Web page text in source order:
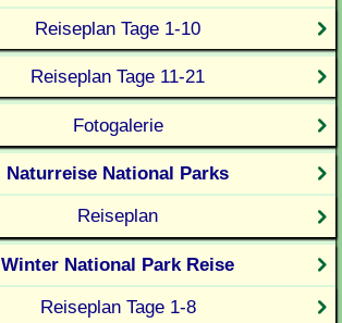
Reiseplan Tage 1-10
Reiseplan Tage 11-21
Fotogalerie
Naturreise National Parks
Reiseplan
Winter National Park Reise
Reiseplan Tage 1-8